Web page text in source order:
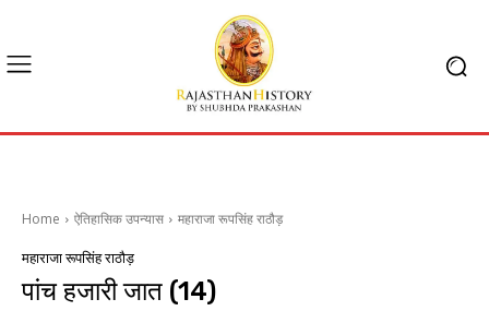
Home ऐतिहासिक उपन्यास महाराजा रूपसिंह राठौड़
महाराजा रूपसिंह राठौड़
पांच हजारी जात (14)